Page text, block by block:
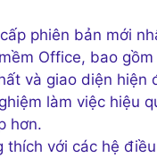
phiên bản mới
Office, bao
và giao diện hiện
làm việc hiệu
hơn.
thích với các hệ